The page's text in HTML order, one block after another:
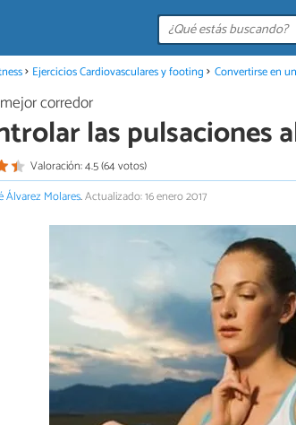
Ejercicios Cardiovasculares y footing Convertirse en
corredor
las pulsaciones
Valoración: 4.5 (64 votos)
Álvarez Molares.Actualizado: 16 enero 2017